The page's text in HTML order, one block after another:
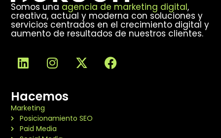
Somos una agencia de marketing digital,
creativa, actual y moderna con soluciones y
servicios centrados en el crecimiento digital y
aumento de resultados de nuestros clientes.
Hacemos
Marketing
Posicionamiento SEO
Paid Media